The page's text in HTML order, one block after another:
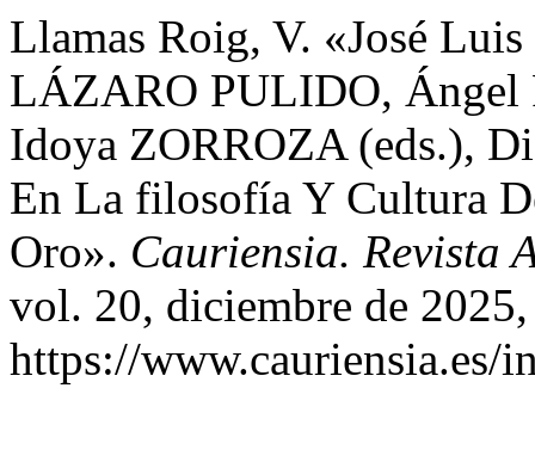
Llamas Roig, V. «José
LÁZARO PULIDO, Ángel
Idoya ZORROZA (eds.),
En La filosofía Y Cultura
Oro». Cauriensia. Revista
vol. 20, diciembre de
https://www.cauriensia.es/